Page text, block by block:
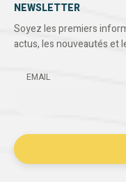
NEWSLETTER
Soyez les premiers
actus, les nouveautés et
EMAIL